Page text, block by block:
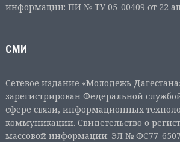
информации: ПИ № ТУ 05-00409 от 22
СМИ
Сетевое издание «Молодежь
зарегистрирован Федеральной
сфере связи, информационных
коммуникаций. Свидетельство о
массовой информации: ЭЛ № ФС77-